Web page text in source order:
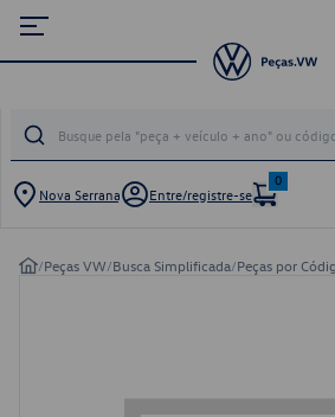
Nova Serrana Entre/registre-se
0
/Peças VW/Busca Simplificada/Peças por